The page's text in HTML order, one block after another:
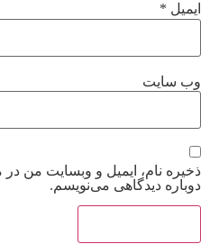
ایمیل *
وب‌ سایت
ذخیره نام، ایمیل و وبسایت من
دوباره دیدگاهی می‌نویسم.